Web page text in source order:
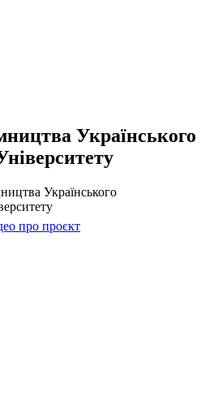
Українського
про проєкт